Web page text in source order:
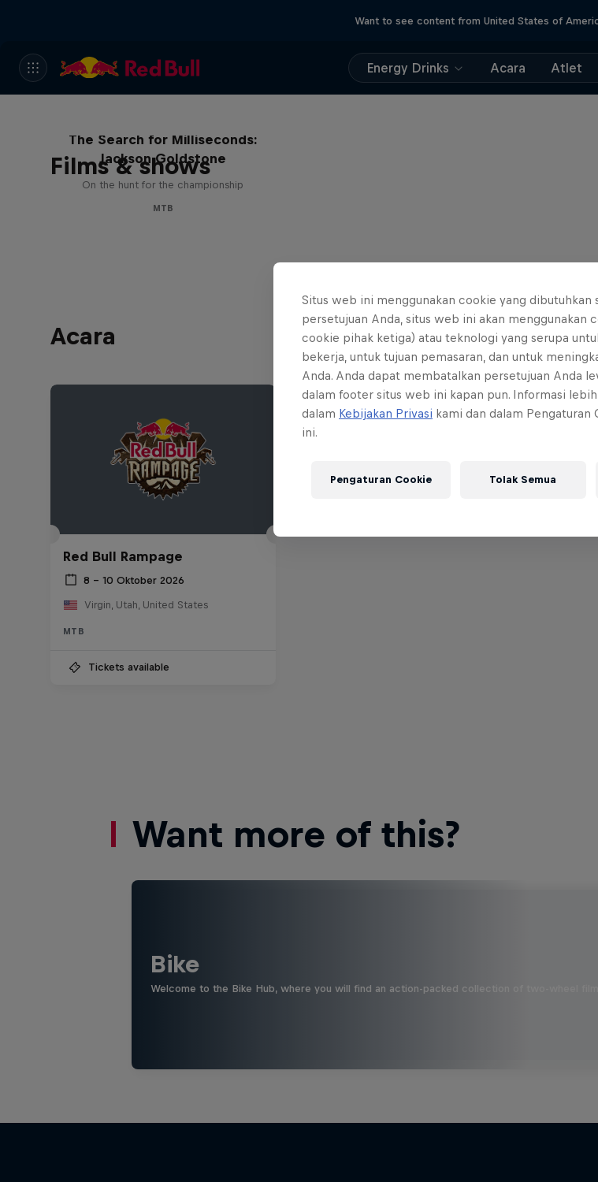
Want to see content from United States of
Energy Drinks Acara Atlet
Films & shows
The Search for Milliseconds:
Jackson Goldstone
On the hunt for the championship
MTB
Acara
Red Bull Rampage
8 – 10 Oktober 2026
Virgin, Utah, United States
MTB
Tickets available
Want more of this?
Bike
Welcome to the Bike Hub, where you will find an action-packed collection of two-wheel
Situs web ini menggunakan cookie yang dibutuhkan
persetujuan Anda, situs web ini akan menggunakan
cookie pihak ketiga) atau teknologi yang serupa
bekerja, untuk tujuan pemasaran, dan untuk
Anda. Anda dapat membatalkan persetujuan Anda
dalam footer situs web ini kapan pun. Informasi
dalam Kebijakan Privasi kami dan dalam Pengaturan
ini.
Pengaturan Cookie Tolak Semua